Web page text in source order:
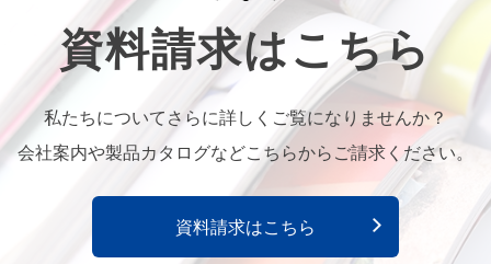
資料請求はこちら
私たちについてさらに詳しくご覧になりませんか？
会社案内や製品カタログなどこちらからご請求ください。
資料請求はこちら